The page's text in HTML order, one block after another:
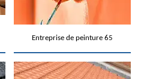
Entreprise de peinture 65